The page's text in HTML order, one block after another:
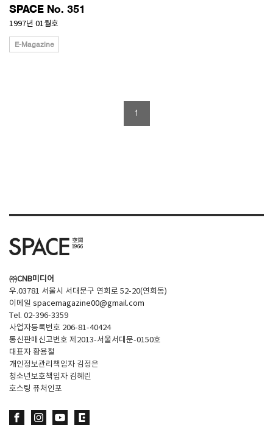
SPACE No. 351
1997년 01월호
E-Magazine
1
㈜CNB미디어
우.03781 서울시 서대문구 연희로 52-20(연희동)
이메일 spacemagazine00@gmail.com
Tel. 02-396-3359
사업자등록번호 206-81-40424
통신판매신고번호 제2013-서울서대문-0150호
대표자 황용철
개인정보관리책임자 김정은
청소년보호책임자 김혜린
호스팅 퓨처인포